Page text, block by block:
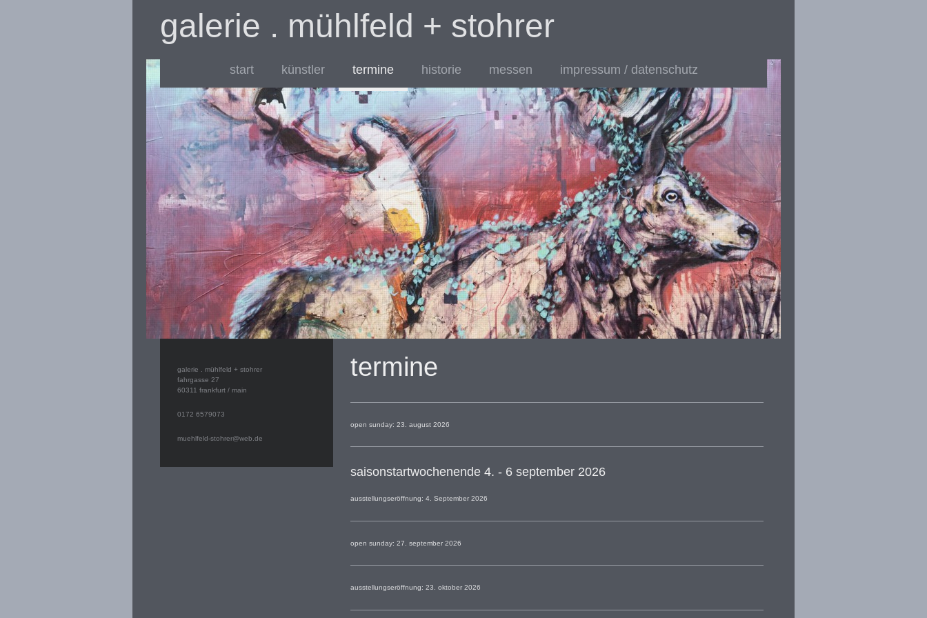
galerie . mühlfeld + stohrer
start künstler termine historie messen impressum / datenschutz
termine
open sunday: 23. august 2026
saisonstartwochenende 4. - 6 september 2026
ausstellungseröffnung: 4. September 2026
open sunday: 27. september 2026
ausstellungseröffnung: 23. oktober 2026
galerie . mühlfeld + stohrer
fahrgasse 27
60311 frankfurt / main
0172 6579073
muehlfeld-stohrer@web.de